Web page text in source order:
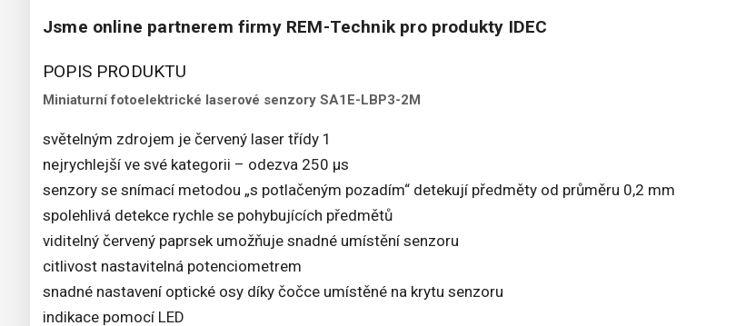
Jsme online partnerem firmy REM-Technik pro produkty IDEC
POPIS PRODUKTU
Miniaturní fotoelektrické laserové senzory SA1E-LBP3-2M
světelným zdrojem je červený laser třídy 1
nejrychlejší ve své kategorii – odezva 250 μs
senzory se snímací metodou „s potlačeným pozadím“ detekují předměty od průměru 0,2 mm
spolehlivá detekce rychle se pohybujících předmětů
viditelný červený paprsek umožňuje snadné umístění senzoru
citlivost nastavitelná potenciometrem
snadné nastavení optické osy díky čočce umístěné na krytu senzoru
indikace pomocí LED